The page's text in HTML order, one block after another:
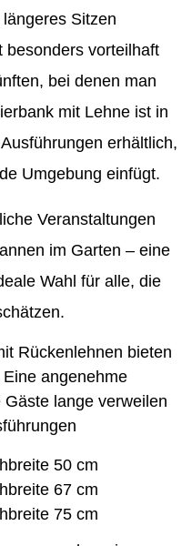
Sitzen
besonders vorteilhaft
bei denen man
mit Lehne ist in
erhältlich,
Umgebung einfügt.
Veranstaltungen
im Garten – eine
Wahl für alle, die
Rückenlehnen bieten
angenehme
lange verweilen
50 cm
67 cm
75 cm